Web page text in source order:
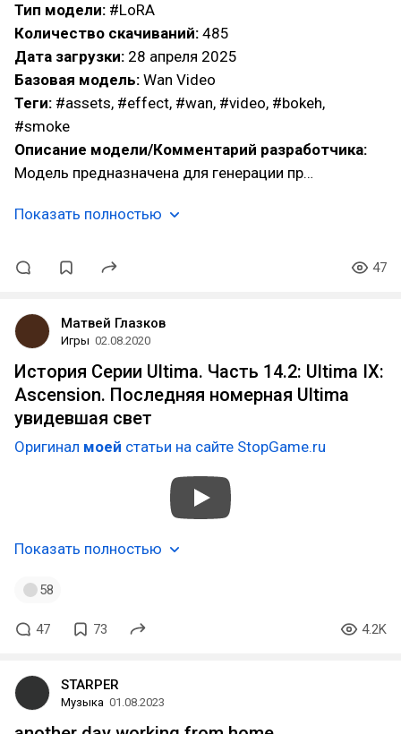
Тип модели: #LoRA
Количество скачиваний: 485
Дата загрузки: 28 апреля 2025
Базовая модель: Wan Video
Теги: #assets, #effect, #wan, #video, #bokeh,
#smoke
Описание модели/Комментарий разработчика:
Модель предназначена для генерации пр…
Показать полностью
47
Матвей Глазков
Игры 02.08.2020
История Серии Ultima. Часть 14.2: Ultima IX:
Ascension. Последняя номерная Ultima
увидевшая свет
Оригинал моей статьи на сайте StopGame.ru
Показать полностью
58
47 73 4.2K
STARPER
Музыка 01.08.2023